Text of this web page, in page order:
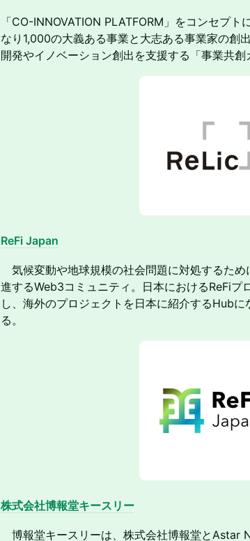
「CO-INNOVATION PLATFORM」をコンセプト
なり1,000の大義ある事業と大志ある事業家の創
開発やイノベーション創出を支援する「事業共創
ReFi Japan
気候変動や地球規模の社会問題に対処するため
進するWeb3コミュニティ。日本におけるReFiプ
し、海外のプロジェクトを日本に紹介するHub
る。
株式会社博報堂キースリー
博報堂キースリーは、株式会社博報堂とAstar